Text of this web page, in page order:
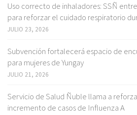
Uso correcto de inhaladores: SSÑ
para reforzar el cuidado respiratorio
JULIO 23, 2026
Subvención fortalecerá espacio de
para mujeres de Yungay
JULIO 21, 2026
Servicio de Salud Ñuble llama a
incremento de casos de Influenza A